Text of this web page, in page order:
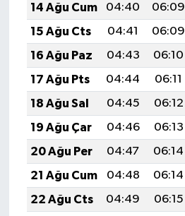
14 Ağu Cum
04:40 06:09
15 Ağu Cts
04:41 06:09
16 Ağu Paz
04:43 06:10
17 Ağu Pts
04:44 06:11
18 Ağu Sal
04:45 06:12
19 Ağu Çar
04:46 06:13
20 Ağu Per
04:47 06:14
21 Ağu Cum
04:48 06:14
22 Ağu Cts
04:49 06:15
ÇEVRE
BİLİM VE TEKNOLOJİ
YARIŞMALAR
TANITIM
HABERDE İNSAN